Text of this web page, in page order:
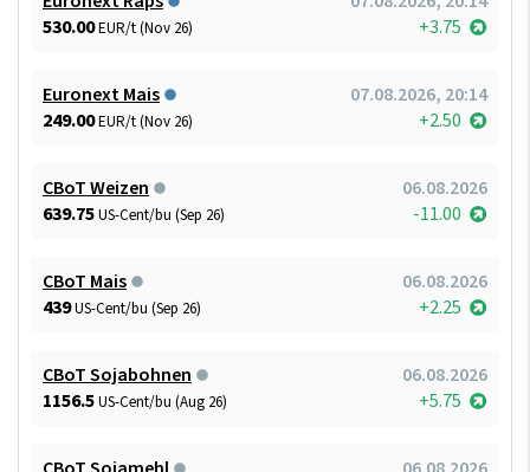
530.00EUR/t (Nov 26) +3.75
Euronext Mais
07.08.2026, 20:14
249.00EUR/t (Nov 26) +2.50
CBoT Weizen
06.08.2026
639.75US-Cent/bu (Sep 26) -11.00
CBoT Mais
06.08.2026
439US-Cent/bu (Sep 26) +2.25
CBoT Sojabohnen
06.08.2026
1156.5US-Cent/bu (Aug 26) +5.75